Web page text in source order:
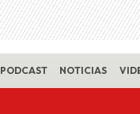
PODCAST NOTICIAS